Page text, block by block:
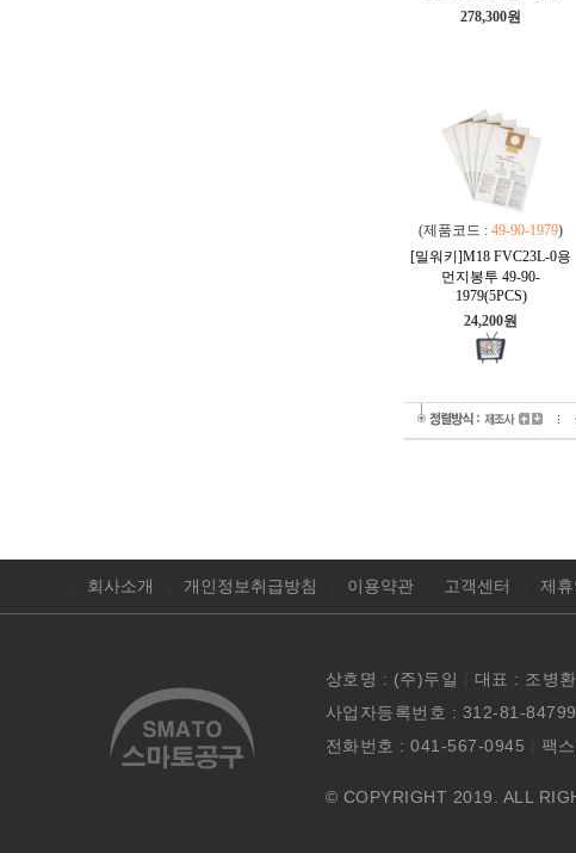
278,300원
(제품코드 : 49-90-1979)
[밀워키]M18 FVC23L-0용
먼지봉투 49-90-
1979(5PCS)
24,200원
회사소개 개인정보취급방침 이용약관 고객센터 제휴
상호명 : (주)두일 대표 : 조병환
사업자등록번호 : 312-81-84799
전화번호 : 041-567-0945
팩
© COPYRIGHT 2019. ALL